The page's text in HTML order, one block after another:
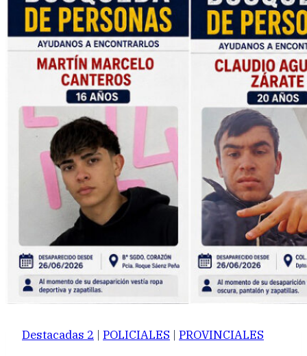
Destacadas 2 | POLICIALES | PROVINCIALES